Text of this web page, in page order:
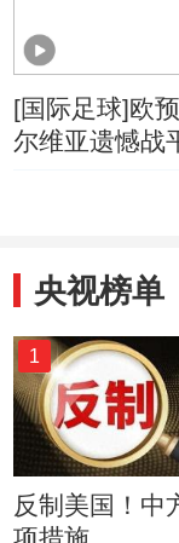
[国际足球]欧
尔维亚遗憾战
央视榜单
1
反制美国！中